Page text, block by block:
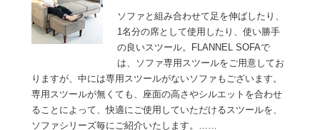
ソファと組み合わせて足を伸ばしたり、
1名分の席として使用したり、使い勝手
の良いスツール。FLANNEL SOFAで
は、ソファ専用スツールをご用意してお
りますが、中には専用スツールがないソファもございます。
専用スツールが無くても、座面の高さやシルエットを合わせ
ることによって、快適にご使用していただけるスツールを、
ソファシリーズ毎にご紹介いたします。……